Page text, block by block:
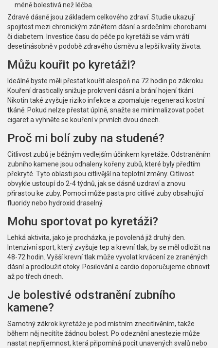
méně bolestivá než léčba.
Zdravé dásně jsou základem celkového zdraví. Studie ukazují
spojitost mezi chronickým zánětem dásní a srdečními chorobami
či diabetem. Investice času do péče po kyretáži se vám vrátí
desetinásobně v podobě zdravého úsměvu a lepší kvality života.
Můžu kouřit po kyretáži?
Ideálně byste měli přestat kouřit alespoň na 72 hodin po zákroku.
Kouření drastically snižuje prokrvení dásní a brání hojení tkání.
Nikotin také zvyšuje riziko infekce a zpomaluje regeneraci kostní
tkáně. Pokud nelze přestat úplně, snažte se minimalizovat počet
cigaret a vyhněte se kouření v prvních dvou dnech.
Proč mi bolí zuby na studené?
Citlivost zubů je běžným vedlejším účinkem kyretáže. Odstraněním
zubního kamene jsou odhaleny kořeny zubů, které byly předtím
překryté. Tyto oblasti jsou citlivější na teplotní změny. Citlivost
obvykle ustoupí do 2-4 týdnů, jak se dásně uzdraví a znovu
přirastou ke zuby. Pomoci může pasta pro citlivé zuby obsahující
fluoridy nebo hydroxid draselný.
Mohu sportovat po kyretáži?
Lehká aktivita, jako je procházka, je povolená již druhý den.
Intenzivní sport, který zvyšuje tep a krevní tlak, by se měl odložit na
48-72 hodin. Vyšší krevní tlak může vyvolat krvácení ze zraněných
dásní a prodloužit otoky. Posilování a cardio doporučujeme obnovit
až po třech dnech.
Je bolestivé odstranění zubního
kamene?
Samotný zákrok kyretáže je pod místním znecitlivěním, takže
během něj necítíte žádnou bolest. Po odeznění anestezie může
nastat nepříjemnost, která připomíná pocit unavených svalů nebo